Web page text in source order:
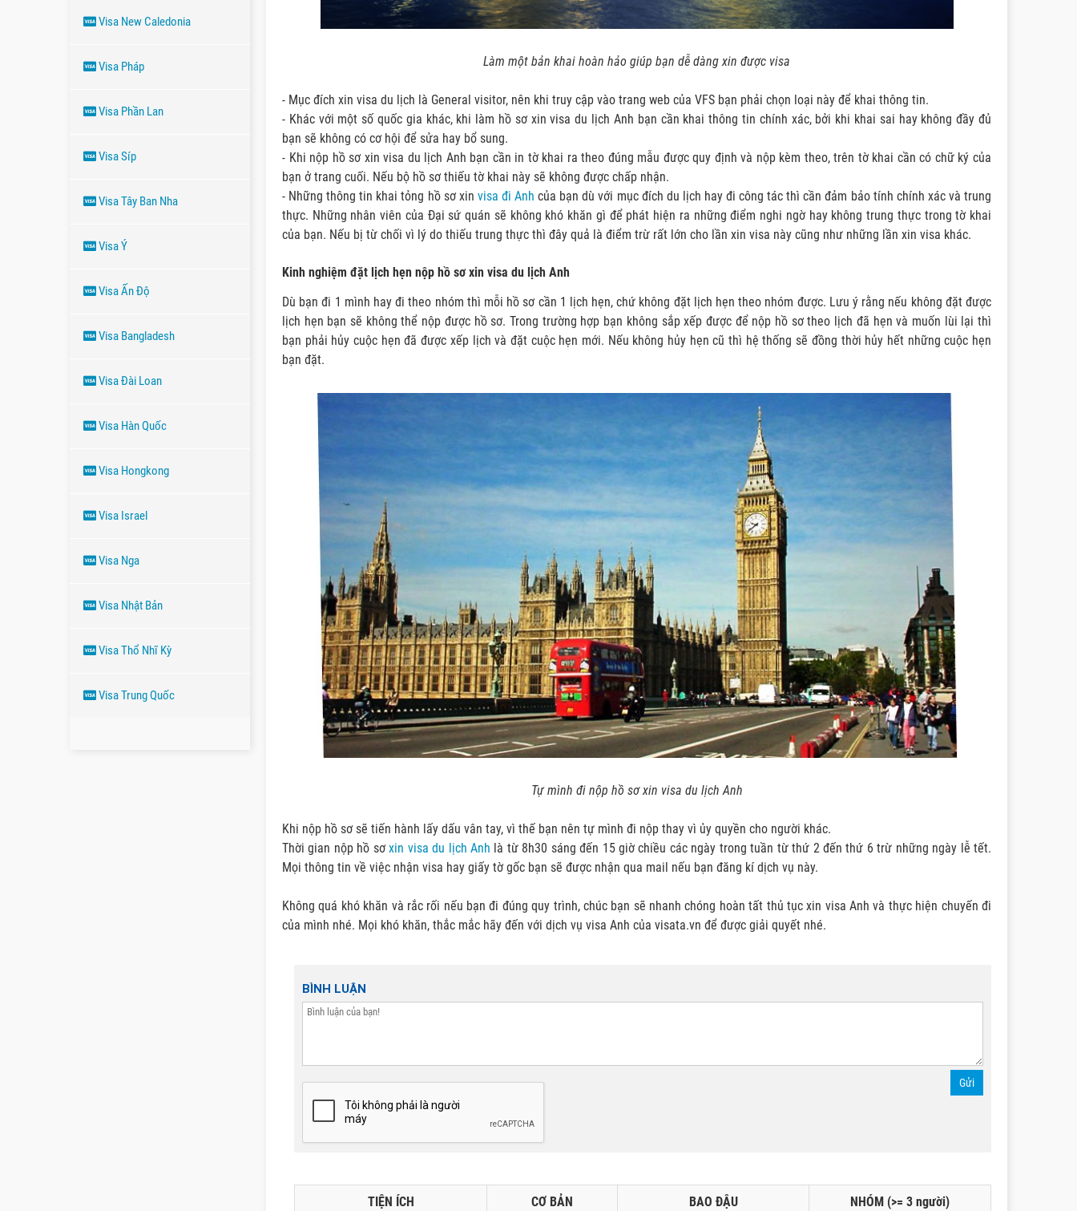
Visa New Caledonia
Visa Pháp
Visa Phần Lan
Visa Síp
Visa Tây Ban Nha
Visa Ý
Visa Ấn Độ
Visa Bangladesh
Visa Đài Loan
Visa Hàn Quốc
Visa Hongkong
Visa Israel
Visa Nga
Visa Nhật Bản
Visa Thổ Nhĩ Kỳ
Visa Trung Quốc
Làm một bản khai hoàn hảo giúp bạn dễ dàng xin được visa
- Mục đích xin visa du lịch là General visitor, nên khi truy cập vào trang web của VFS bạn phải chọn loại này để khai thông tin.
- Khác với một số quốc gia khác, khi làm hồ sơ xin visa du lịch Anh bạn cần khai thông tin chính xác, bởi khi khai sai hay không đầy đủ
bạn sẽ không có cơ hội để sửa hay bổ sung.
- Khi nộp hồ sơ xin visa du lịch Anh bạn cần in tờ khai ra theo đúng mẫu được quy định và nộp kèm theo, trên tờ khai cần có chữ ký của
bạn ở trang cuối. Nếu bộ hồ sơ thiếu tờ khai này sẽ không được chấp nhận.
- Những thông tin khai tỏng hồ sơ xin visa đi Anh của bạn dù với mục đích du lịch hay đi công tác thì cần đảm bảo tính chính xác và trung
thực. Những nhân viên của Đại sứ quán sẽ không khó khăn gì để phát hiện ra những điểm nghi ngờ hay không trung thực trong tờ khai
của bạn. Nếu bị từ chối vì lý do thiếu trung thực thì đây quả là điểm trừ rất lớn cho lần xin visa này cũng như những lần xin visa khác.
Kinh nghiệm đặt lịch hẹn nộp hồ sơ xin visa du lịch Anh
Dù bạn đi 1 mình hay đi theo nhóm thì mỗi hồ sơ cần 1 lịch hẹn, chứ không đặt lịch hẹn theo nhóm được. Lưu ý rằng nếu không đặt được
lịch hẹn bạn sẽ không thể nộp được hồ sơ. Trong trường hợp bạn không sắp xếp được để nộp hồ sơ theo lịch đã hẹn và muốn lùi lại thì
bạn phải hủy cuộc hẹn đã được xếp lịch và đặt cuộc hẹn mới. Nếu không hủy hẹn cũ thì hệ thống sẽ đồng thời hủy hết những cuộc hẹn
bạn đặt.
Tự mình đi nộp hồ sơ xin visa du lịch Anh
Khi nộp hồ sơ sẽ tiến hành lấy dấu vân tay, vì thế bạn nên tự mình đi nộp thay vì ủy quyền cho người khác.
Thời gian nộp hồ sơxin visa du lịch Anh là từ 8h30 sáng đến 15 giờ chiều các ngày trong tuần từ thứ 2 đến thứ 6 trừ những ngày lễ tết.
Mọi thông tin về việc nhận visa hay giấy tờ gốc bạn sẽ được nhận qua mail nếu bạn đăng kí dịch vụ này.
Không quá khó khăn và rắc rối nếu bạn đi đúng quy trình, chúc bạn sẽ nhanh chóng hoàn tất thủ tục xin visa Anh và thực hiện chuyến đi
của mình nhé. Mọi khó khăn, thắc mắc hãy đến với dịch vụ visa Anh của visata.vn để được giải quyết nhé.
BÌNH LUẬN
Gửi
TIỆN ÍCH CƠ BẢN BAO ĐẬU NHÓM (>= 3 người)